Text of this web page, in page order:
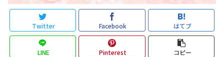
Twitter Facebook はてブ
LINE Pinterest
コピー